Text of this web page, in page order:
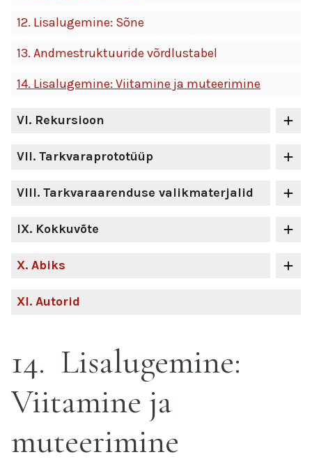
12. Lisalugemine: Sõne
13. Andmestruktuuride võrdlustabel
14. Lisalugemine: Viitamine ja muteerimine
VI. Rekursioon
VII. Tarkvaraprototüüp
VIII. Tarkvaraarenduse valikmaterjalid
IX. Kokkuvõte
X. Abiks
XI. Autorid
14 Lisalugemine:
Viitamine ja
muteerimine